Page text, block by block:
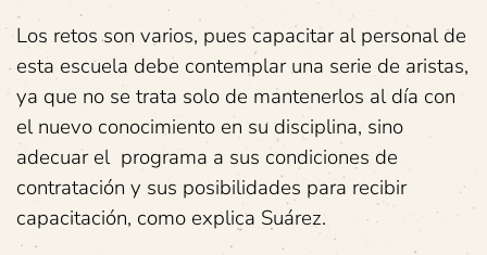
Los retos son varios, pues capacitar al personal de
esta escuela debe contemplar una serie de aristas,
ya que no se trata solo de mantenerlos al día con
el nuevo conocimiento en su disciplina, sino
adecuar el programa a sus condiciones de
contratación y sus posibilidades para recibir
capacitación, como explica Suárez.